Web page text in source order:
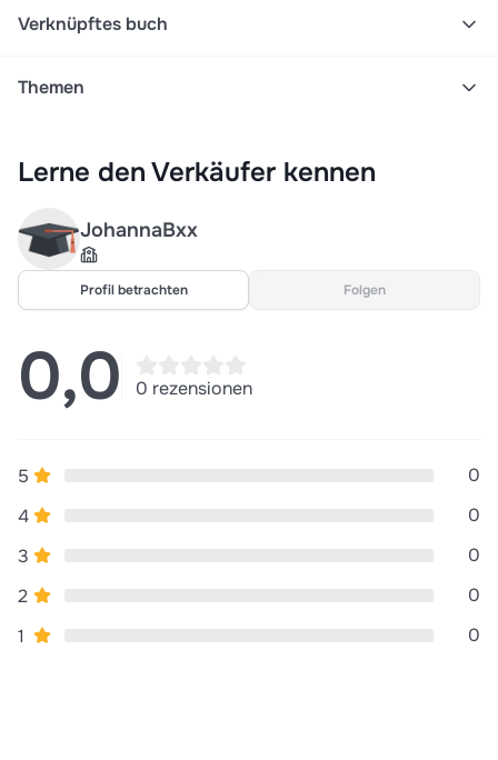
Verknüpftes buch
Angela Carter
Herausgeber: januari 1998
ISBN:
9780099588115
Ausgabe:Unbekannt
Themen
Gothic
Summary Quotes Ao2
Ao3
Ocr
English lit Themes
Lerne den Verkäufer kennen
JohannaBxx
Profil betrachten Folgen
0,0 0 rezensionen
5
0
4
0
3
0
2
0
1
0